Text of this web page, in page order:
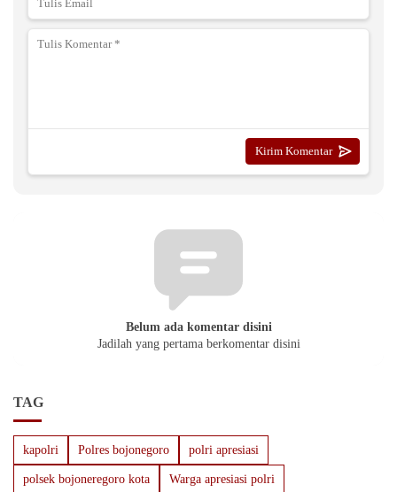
Belum ada komentar disini
Jadilah yang pertama berkomentar disini
TAG
kapolri Polres bojonegoro polri apresiasi
polsek bojoneregoro kota Warga apresiasi polri